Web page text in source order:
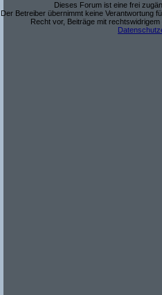
Dieses Forum ist eine frei
Der Betreiber übernimmt keine Verantwortung
Recht vor, Beiträge mit